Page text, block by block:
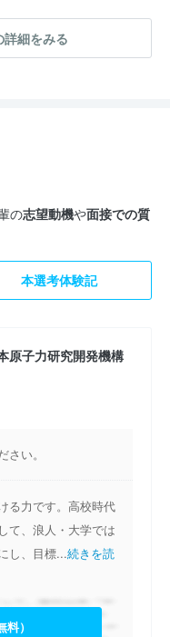
細をみる
の志望動機や面接での質
本選考体験記
原子力研究開発機構
い。
る力です。高校時代
て、浪人・大学では
し、目標...続きを読
）